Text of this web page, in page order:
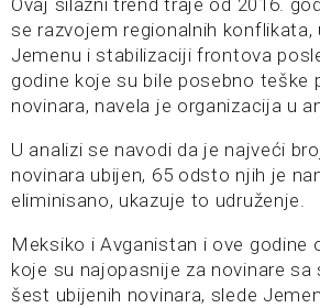
Ovaj silazni trend traje od 2016.
se razvojem regionalnih konflikata,
Jemenu i stabilizaciji frontova
godine koje su bile posebno teške
novinara, navela je organizacija u
U analizi se navodi da je najveći
novinara ubijen, 65 odsto njih je
eliminisano, ukazuje to udruženje.
Meksiko i Avganistan i ove godine
koje su najopasnije za novinare sa
šest ubijenih novinara, slede